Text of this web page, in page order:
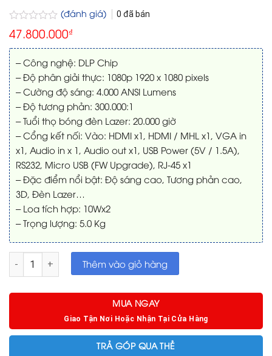
Được
xếp
hạng
0
5
sao
(đánh giá) 0 đã bán
47.800.000₫
– Công nghệ: DLP Chip
– Độ phân giải thực: 1080p 1920 x 1080 pixels
– Cường độ sáng: 4.000 ANSI Lumens
– Độ tương phản: 300.000:1
– Tuổi thọ bóng đèn Lazer: 20.000 giờ
– Cổng kết nối: Vào: HDMI x1, HDMI / MHL x1, VGA in
x1, Audio in x 1, Audio out x1, USB Power (5V / 1.5A),
RS232, Micro USB (FW Upgrade), RJ-45 x1
– Đặc điểm nổi bật: Độ sáng cao, Tương phản cao,
3D, Đèn Lazer…
– Loa tích hợp: 10Wx2
– Trọng lượng: 5.0 Kg
Máy chiếu Optoma ZH403 đèn laser số lượng
Thêm vào giỏ hàng
MUA NGAY
Giao Tận Nơi Hoặc Nhận Tại Cửa Hàng
TRẢ GÓP QUA THẺ